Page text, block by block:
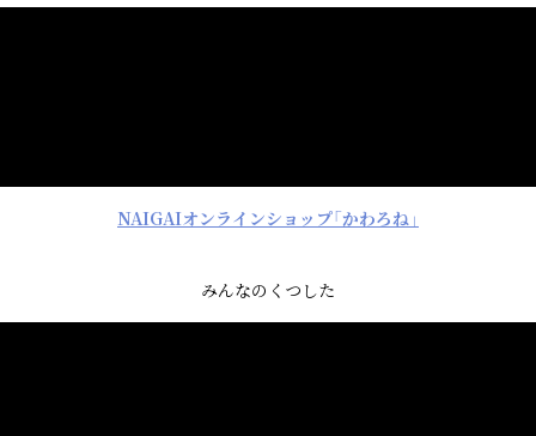
NAIGAIオンラインショップ「かわろね」
みんなのくつした